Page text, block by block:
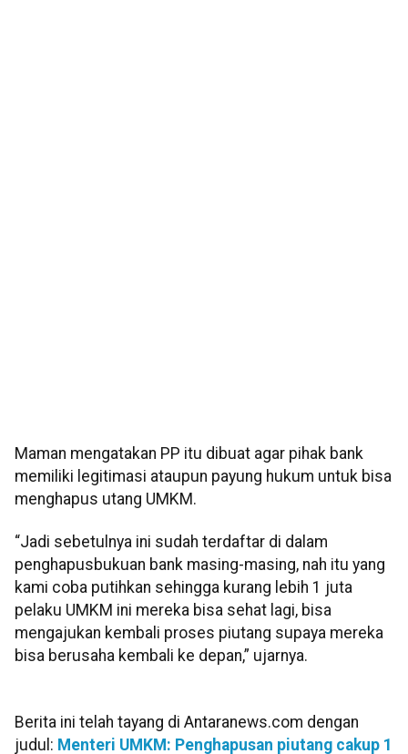
Maman mengatakan PP itu dibuat agar pihak bank
memiliki legitimasi ataupun payung hukum untuk bisa
menghapus utang UMKM.
“Jadi sebetulnya ini sudah terdaftar di dalam
penghapusbukuan bank masing-masing, nah itu yang
kami coba putihkan sehingga kurang lebih 1 juta
pelaku UMKM ini mereka bisa sehat lagi, bisa
mengajukan kembali proses piutang supaya mereka
bisa berusaha kembali ke depan,” ujarnya.
Berita ini telah tayang di Antaranews.com dengan
judul: Menteri UMKM: Penghapusan piutang cakup 1